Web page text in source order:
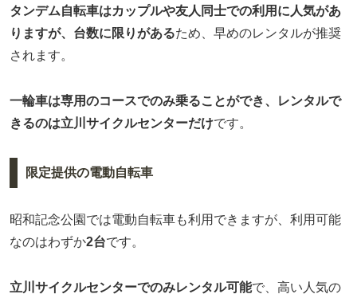
タンデム自転車はカップルや友人同士での利用に人気があ
りますが、台数に限りがあるため、早めのレンタルが推奨
されます。
一輪車は専用のコースでのみ乗ることができ、レンタルで
きるのは立川サイクルセンターだけです。
限定提供の電動自転車
昭和記念公園では電動自転車も利用できますが、利用可能
なのはわずか2台です。
立川サイクルセンターでのみレンタル可能で、高い人気の